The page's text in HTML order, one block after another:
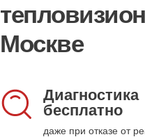
Москве
Диагностика
бесплатно
даже при отказе от